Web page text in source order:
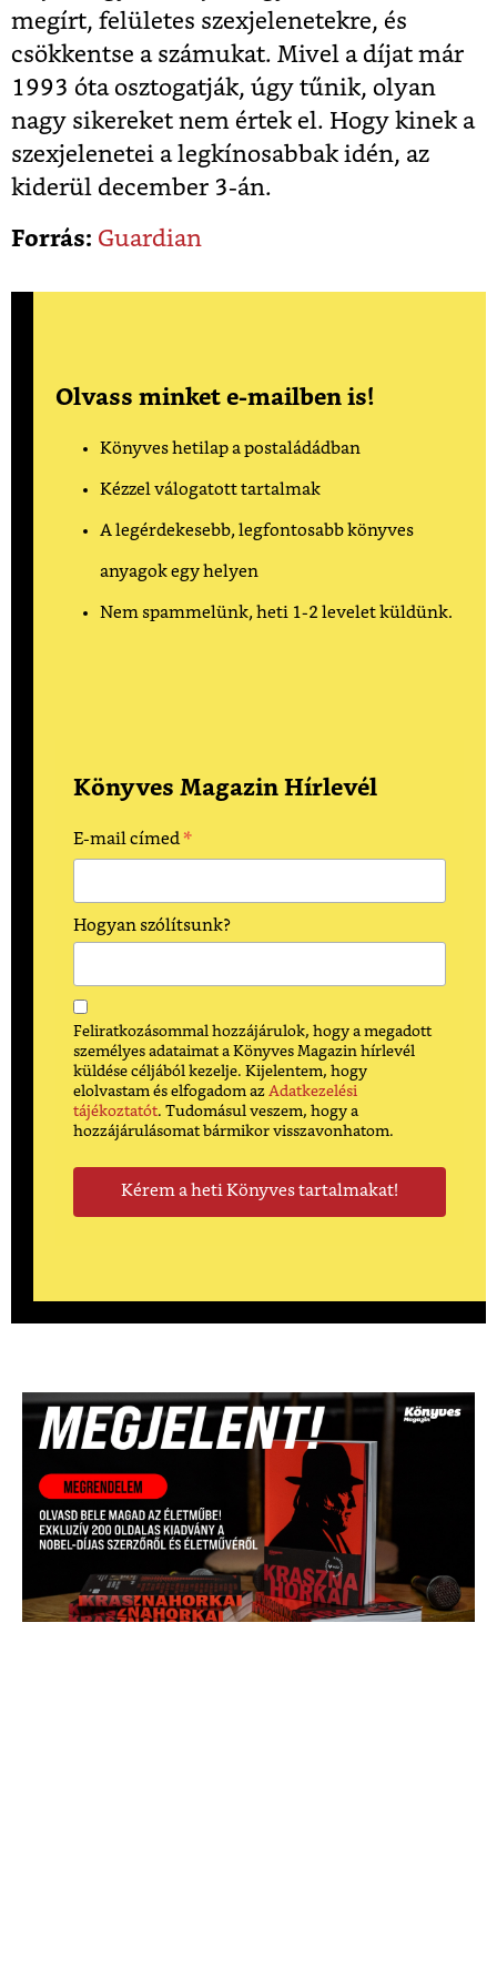
megírt, felületes szexjelenetekre, és
csökkentse a számukat. Mivel a díjat már
1993 óta osztogatják, úgy tűnik, olyan
nagy sikereket nem értek el. Hogy kinek a
szexjelenetei a legkínosabbak idén, az
kiderül december 3-án.
Forrás: Guardian
Olvass minket e-mailben is!
Könyves hetilap a postaládádban
Kézzel válogatott tartalmak
A legérdekesebb, legfontosabb könyves
anyagok egy helyen
Nem spammelünk, heti 1-2 levelet küldünk.
Könyves Magazin Hírlevél
E-mail címed *
Hogyan szólítsunk?
Feliratkozásommal hozzájárulok, hogy a megadott
személyes adataimat a Könyves Magazin hírlevél
küldése céljából kezelje. Kijelentem, hogy
elolvastam és elfogadom az Adatkezelési
tájékoztatót. Tudomásul veszem, hogy a
hozzájárulásomat bármikor visszavonhatom.